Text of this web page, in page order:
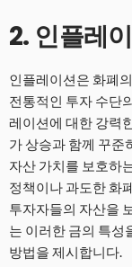
2. 인플레
인플레이션은 화폐
전통적인 투자 수단
레이션에 대한 강력
가 상승과 함께 꾸준
자산 가치를 보호하
정책이나 과도한 화
투자자들의 자산을
는 이러한 금의 특성
방법을 제시합니다.